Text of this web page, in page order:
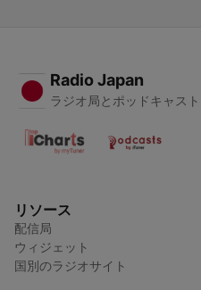
Radio Japan
ラジオ局とポッドキャスト
リソース
配信局
ウィジェット
国別のラジオサイト